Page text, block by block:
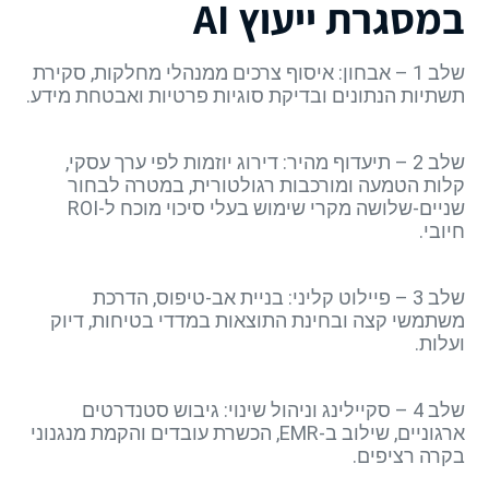
במסגרת ייעוץ AI
שלב 1 – אבחון: איסוף צרכים ממנהלי מחלקות, סקירת
תשתיות הנתונים ובדיקת סוגיות פרטיות ואבטחת מידע.
שלב 2 – תיעדוף מהיר: דירוג יוזמות לפי ערך עסקי,
קלות הטמעה ומורכבות רגולטורית, במטרה לבחור
שניים-שלושה מקרי שימוש בעלי סיכוי מוכח ל-ROI
חיובי.
שלב 3 – פיילוט קליני: בניית אב-טיפוס, הדרכת
משתמשי קצה ובחינת התוצאות במדדי בטיחות, דיוק
ועלות.
שלב 4 – סקיילינג וניהול שינוי: גיבוש סטנדרטים
ארגוניים, שילוב ב-EMR, הכשרת עובדים והקמת מנגנוני
בקרה רציפים.